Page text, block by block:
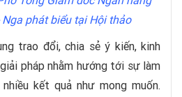
phát biểu tại Hội thảo
trao đổi, chia sẻ ý kiến, kinh
pháp nhằm hướng tới sự làm
kết quả như mong muốn.